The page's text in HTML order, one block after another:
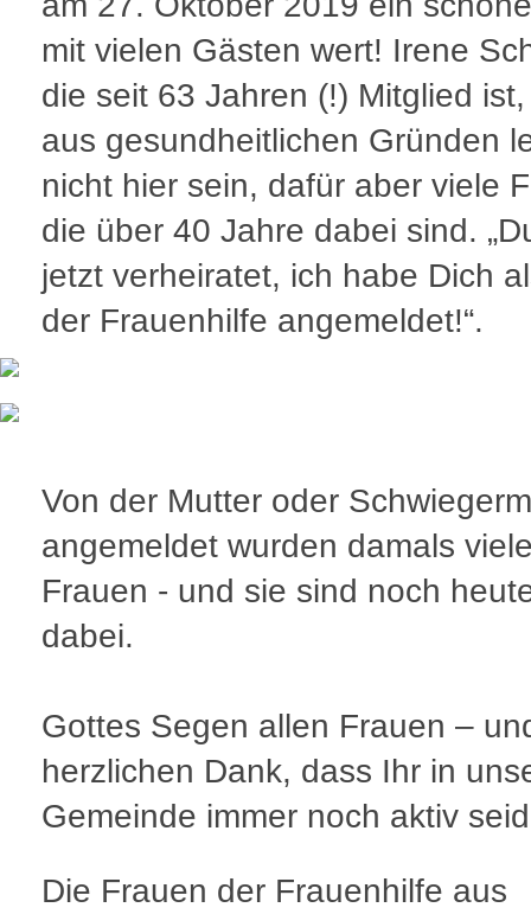
mit vielen Gästen wert! Irene
die seit 63 Jahren (!) Mitglied
aus gesundheitlichen Gründen
nicht hier sein, dafür aber viele
die über 40 Jahre dabei sind.
jetzt verheiratet, ich habe Dich
der Frauenhilfe angemeldet!“.
Von der Mutter oder
angemeldet wurden damals
Frauen - und sie sind noch
dabei.
Gottes Segen allen Frauen –
herzlichen Dank, dass Ihr in
Gemeinde immer noch aktiv
Die Frauen der Frauenhilfe aus